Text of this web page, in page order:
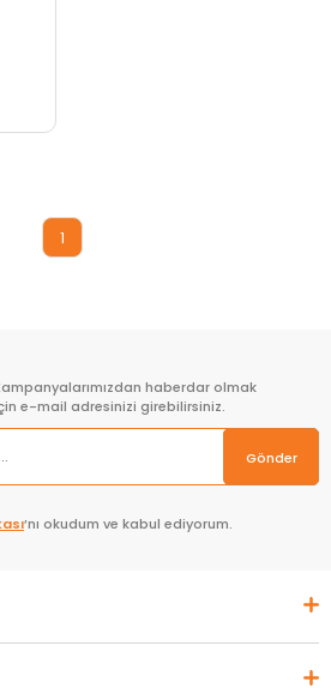
1
haberdar olmak
e-mail adresinizi girebilirsiniz.
Gönder
’nı okudum ve kabul ediyorum.